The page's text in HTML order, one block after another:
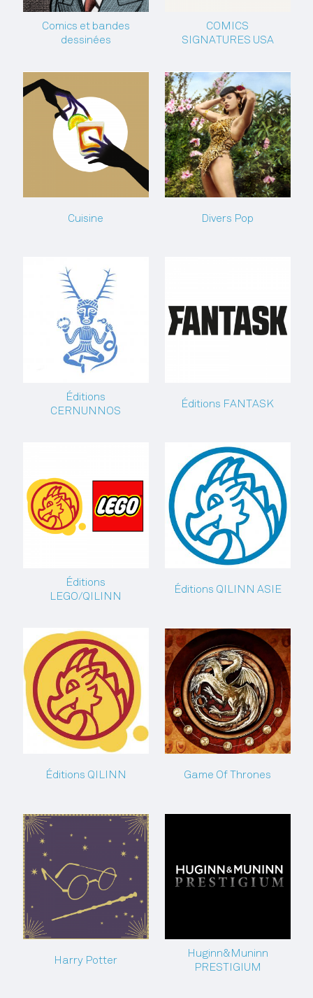
Comics et bandes
dessinées
COMICS
SIGNATURES USA
Cuisine Divers Pop
Éditions
CERNUNNOS
Éditions FANTASK
Éditions
LEGO/QILINN
Éditions QILINN ASIE
Éditions QILINN Game Of Thrones
Harry Potter
Huginn&Muninn
PRESTIGIUM